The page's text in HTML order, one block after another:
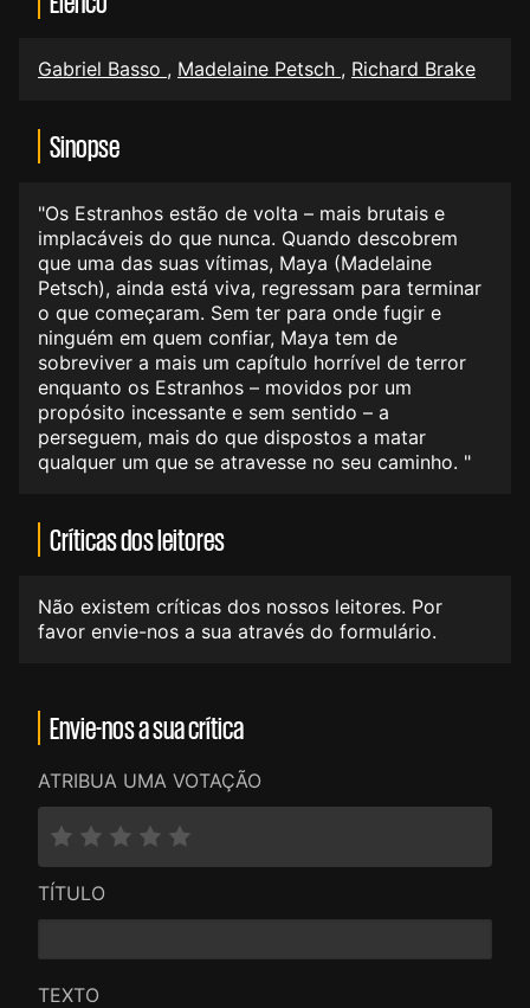
Gabriel Basso , Madelaine Petsch , Richard Brake
Sinopse
"Os Estranhos estão de volta – mais brutais e
implacáveis do que nunca. Quando descobrem
que uma das suas vítimas, Maya (Madelaine
Petsch), ainda está viva, regressam para terminar
o que começaram. Sem ter para onde fugir e
ninguém em quem confiar, Maya tem de
sobreviver a mais um capítulo horrível de terror
enquanto os Estranhos – movidos por um
propósito incessante e sem sentido – a
perseguem, mais do que dispostos a matar
qualquer um que se atravesse no seu caminho. "
Críticas dos leitores
Não existem críticas dos nossos leitores. Por
favor envie-nos a sua através do formulário.
Envie-nos a sua crítica
ATRIBUA UMA VOTAÇÃO
TÍTULO
TEXTO